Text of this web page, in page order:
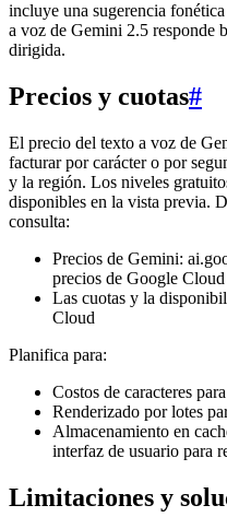
incluye una sugerencia
a voz de Gemini 2.5 responde
dirigida.
Precios y cuotas#
El precio del texto a voz de
facturar por carácter o por
y la región. Los niveles
disponibles en la vista previa.
consulta:
Precios de Gemini:
precios de Google
Las cuotas y la
Cloud
Planifica para:
Costos de caracteres
Renderizado por lotes
Almacenamiento en
interfaz de usuario para
Limitaciones y